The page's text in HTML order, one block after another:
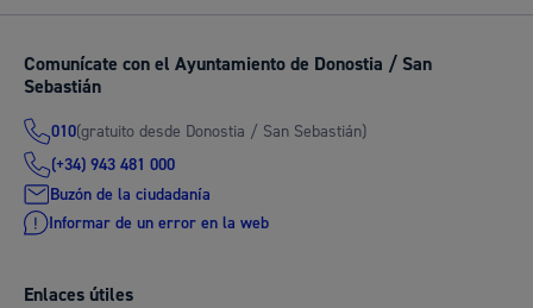
Comunícate con el Ayuntamiento de Donostia / San
Sebastián
010(gratuito desde Donostia / San Sebastián)
(+34) 943 481 000
Buzón de la ciudadanía
Informar de un error en la web
Enlaces útiles